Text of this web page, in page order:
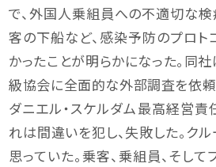
で、外国人乗組員への不適切な
客の下船など、感染予防のプロ
かったことが明らかになった。同社
級協会に全面的な外部調査を依頼
ダニエル・スケルダム最高経営責
れは間違いを犯し、失敗した。ク
思っていた。乗客、乗組員、そして